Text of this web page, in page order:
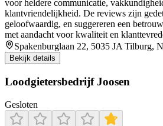
voor heldere communicatie,
klantvriendelijkheid. De reviews zijn
geloofwaardig, en suggereren een
met aandacht voor kwaliteit en
Spakenburglaan 22, 5035 JA Tilburg,
Bekijk details
Loodgietersbedrijf Joosen
Gesloten